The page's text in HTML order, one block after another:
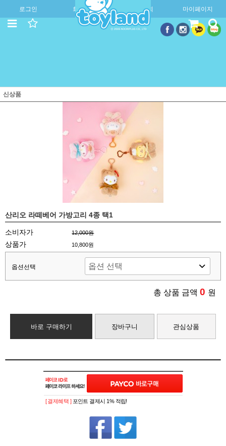
로그인 회원가입 주문조회 마이페이지
신상품
산리오 라떼베어 가방고리 4종 택1
소비자가 12,000원
상품가 10,800원
옵션선택
총 상품 금액 0 원
바로 구매하기 장바구니 관심상품
[ 결제혜택 ] 포인트 결제시 1% 적립!